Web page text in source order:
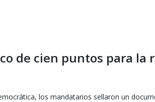
de cien puntos para la
los mandatarios sellaron un